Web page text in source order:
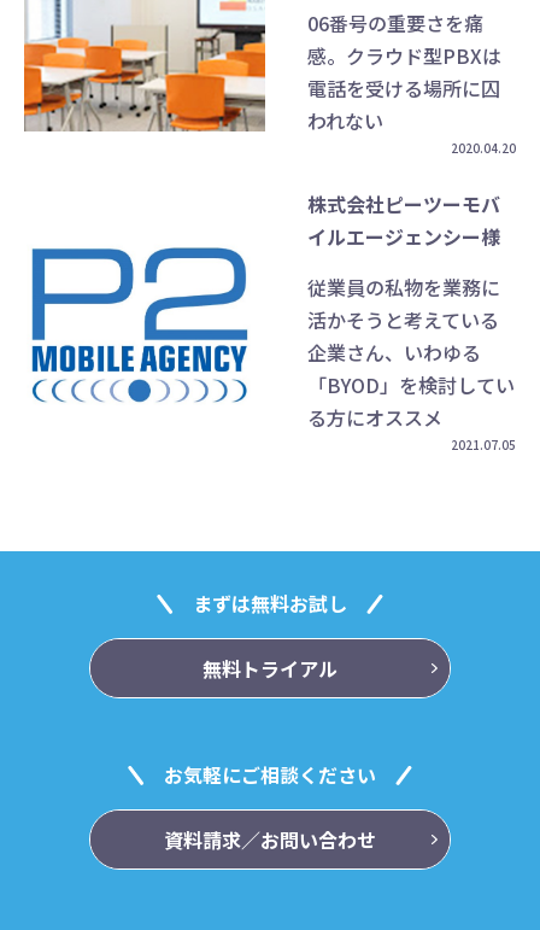
06番号の重要さを痛
感。クラウド型PBXは
電話を受ける場所に囚
われない
2020.04.20
株式会社ピーツーモバ
イルエージェンシー様
従業員の私物を業務に
活かそうと考えている
企業さん、いわゆる
「BYOD」を検討してい
る方にオススメ
2021.07.05
まずは無料お試し
無料トライアル
お気軽にご相談ください
資料請求／お問い合わせ